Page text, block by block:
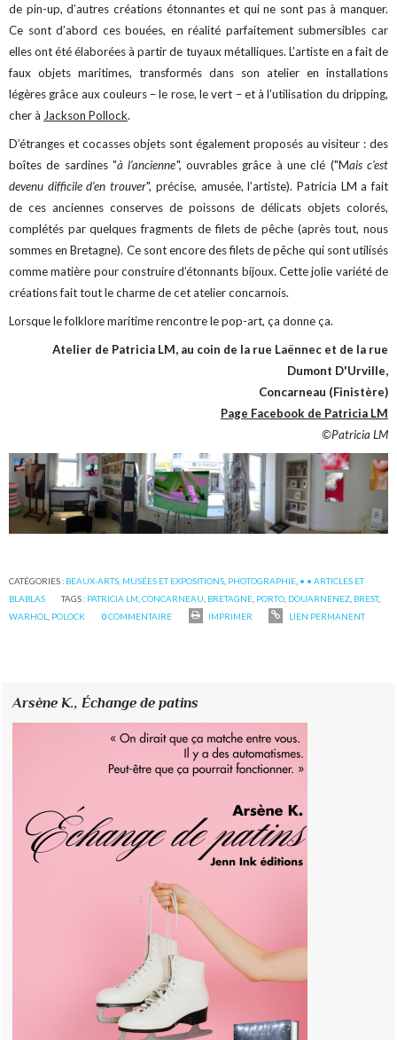
de pin-up, d’autres créations étonnantes et qui ne sont pas à manquer.
Ce sont d’abord ces bouées, en réalité parfaitement submersibles car
elles ont été élaborées à partir de tuyaux métalliques. L’artiste en a fait de
faux objets maritimes, transformés dans son atelier en installations
légères grâce aux couleurs – le rose, le vert – et à l’utilisation du dripping,
cher à Jackson Pollock.
D’étranges et cocasses objets sont également proposés au visiteur : des
boîtes de sardines "à l’ancienne", ouvrables grâce à une clé ("Mais c’est
devenu difficile d’en trouver", précise, amusée, l’artiste). Patricia LM a fait
de ces anciennes conserves de poissons de délicats objets colorés,
complétés par quelques fragments de filets de pêche (après tout, nous
sommes en Bretagne). Ce sont encore des filets de pêche qui sont utilisés
comme matière pour construire d’étonnants bijoux. Cette jolie variété de
créations fait tout le charme de cet atelier concarnois.
Lorsque le folklore maritime rencontre le pop-art, ça donne ça.
Atelier de Patricia LM, au coin de la rue Laënnec et de la rue
Dumont D'Urville,
Concarneau (Finistère)
Page Facebook de Patricia LM
©Patricia LM
CATÉGORIES : BEAUX-ARTS, MUSÉES ET EXPOSITIONS PHOTOGRAPHIE • • ARTICLES ET
BLABLAS
TAGS : PATRICIA LM ,CONCARNEAU BRETAGNE PORTO DOUARNENEZ BREST,
WARHOL
POLOCK 0COMMENTAIRE IMPRIMER LIEN PERMANENT
Arsène K.,Échange de patins